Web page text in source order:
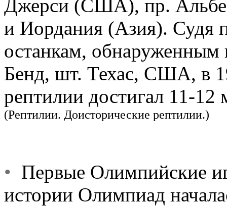
Джерси (США), пр.
и Иордания (Азия). Судя
останкам,
Бенд, шт. Техас, США, в
рептилии достигал 11-12
(Рептилии. Доисторические рептилии.)
• Первые Олимпийские
истории Олимпиад